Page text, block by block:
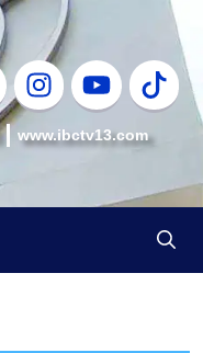
www.ibctv13.com